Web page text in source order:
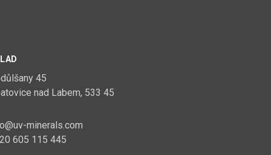
45
nad Labem, 533 45
minerals.com
605 115 445